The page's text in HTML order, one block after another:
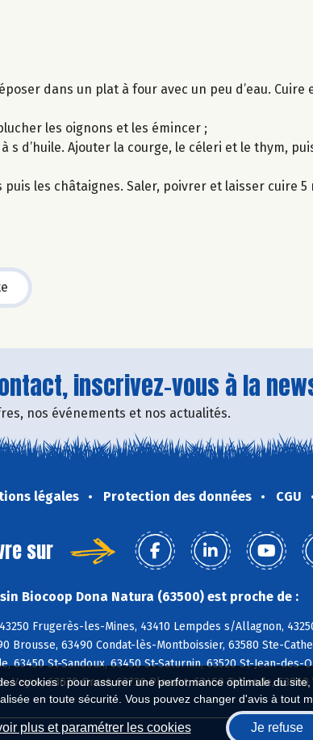
cookies : pour assurer une performance optimale du
en toute sécurité. Vous pouvez changer d'avis à tout
plus et paramétrer les cookies Je refuse
dans un plat à four avec un peu d’eau.
les oignons et les émincer ;
s d’huile. Ajouter la courge, le céleri et le thym,
les châtaignes. Saler, poivrer et laisser cuire 5
inscrivez-vous à la
nos événements et nos actualités.
légales Protection des données CGU
sur
Biocoop Dona Natura (63500) est proche de :
Frugerès-les-Mines, 43410 Lempdes s/Allagnon,
Brousse, 63490 Condat-lès-Montboissier, 63580 Ste-
63450 St-Sandoux, 63450 St-Saturnin, 63520 St-Jean-
Veyre, 63670 Orcet, 63730 Plauzat, 63450 Tallende,
Biocoop.fr